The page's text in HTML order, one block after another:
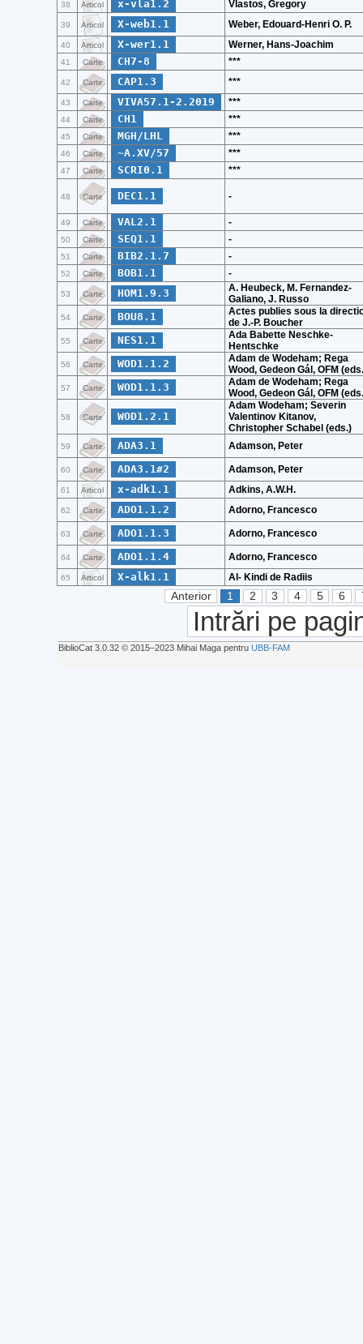
38 Articol x-vla1.2 Vlastos, Gregory
39 Articol X-web1.1 Weber, Edouard-Henri O. P.
40 Articol X-wer1.1 Werner, Hans-Joachim
41 Carte CH7-8 ***
42 Carte CAP1.3 ***
43 Carte VIVA57.1-2.2019 ***
44 Carte CH1 ***
45 Carte MGH/LHL ***
46 Carte ~A.XV/57 ***
47 Carte SCRI0.1 ***
48 Carte DEC1.1 -
49 Carte VAL2.1 -
50 Carte SEQ1.1 -
51 Carte BIB2.1.7 -
52 Carte BOB1.1 -
53 Carte HOM1.9.3
A. Heubeck, M. Fernandez-
Galiano, J. Russo
54 Carte BOU8.1
Actes publies sous la
de J.-P. Boucher
55 Carte NES1.1
Ada Babette Neschke-
Hentschke
56 Carte WOD1.1.2
Adam de Wodeham; Rega
Wood, Gedeon Gál, OFM
57 Carte WOD1.1.3
Adam de Wodeham; Rega
Wood, Gedeon Gál, OFM
58 Carte WOD1.2.1
Adam Wodeham; Severin
Valentinov Kitanov,
Christopher Schabel (eds.)
59 Carte ADA3.1 Adamson, Peter
60 Carte ADA3.1#2 Adamson, Peter
61 Articol x-adk1.1 Adkins, A.W.H.
62 Carte ADO1.1.2 Adorno, Francesco
63 Carte ADO1.1.3 Adorno, Francesco
64 Carte ADO1.1.4 Adorno, Francesco
65 Articol X-alk1.1 Al- Kindi de Radiis
Anterior 1 2 3 4 5 6
Intrări pe
BiblioCat 3.0.32 © 2015‒2023 Mihai Maga pentru UBB-FAM